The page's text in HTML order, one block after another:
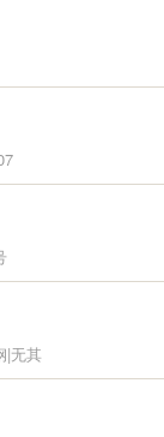
|无其